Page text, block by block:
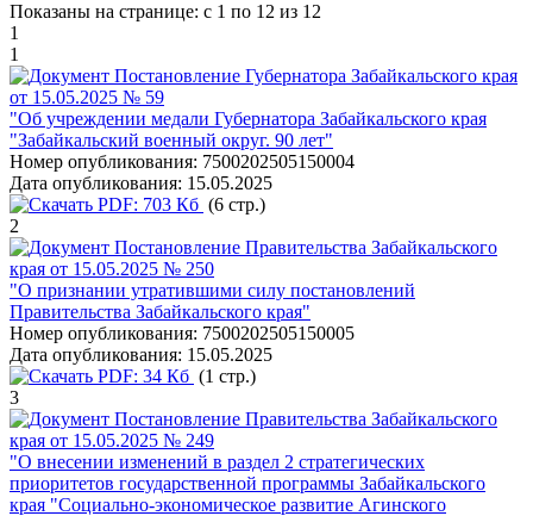
Показаны на странице: с 1 по 12 из 12
1
1
Постановление Губернатора Забайкальского края
от 15.05.2025 № 59
"Об учреждении медали Губернатора Забайкальского края
"Забайкальский военный округ. 90 лет"
Номер опубликования: 7500202505150004
Дата опубликования: 15.05.2025
PDF: 703 Кб (6 стр.)
2
Постановление Правительства Забайкальского
края от 15.05.2025 № 250
"О признании утратившими силу постановлений
Правительства Забайкальского края"
Номер опубликования: 7500202505150005
Дата опубликования: 15.05.2025
PDF: 34 Кб (1 стр.)
3
Постановление Правительства Забайкальского
края от 15.05.2025 № 249
"О внесении изменений в раздел 2 стратегических
приоритетов государственной программы Забайкальского
края "Социально-экономическое развитие Агинского